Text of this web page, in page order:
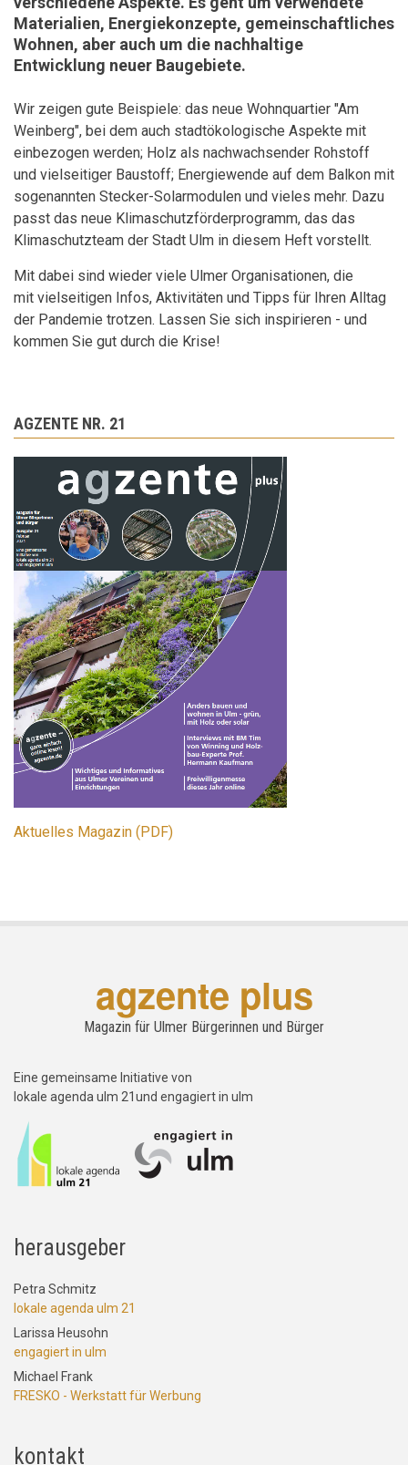
Materialien, Energiekonzepte, gemeinschaftliches
Wohnen, aber auch um die nachhaltige
Entwicklung neuer Baugebiete.
Wir zeigen gute Beispiele: das neue Wohnquartier "Am
Weinberg", bei dem auch stadtökologische Aspekte mit
einbezogen werden; Holz als nachwachsender Rohstoff
und vielseitiger Baustoff; Energiewende auf dem Balkon mit
sogenannten Stecker-Solarmodulen und vieles mehr. Dazu
passt das neue Klimaschutzförderprogramm, das das
Klimaschutzteam der Stadt Ulm in diesem Heft vorstellt.
Mit dabei sind wieder viele Ulmer Organisationen, die
mit vielseitigen Infos, Aktivitäten und Tipps für Ihren Alltag
der Pandemie trotzen. Lassen Sie sich inspirieren - und
kommen Sie gut durch die Krise!
AGZENTE NR. 21
Aktuelles Magazin (PDF)
agzente plus
Magazin für Ulmer Bürgerinnen und Bürger
Eine gemeinsame Initiative von
lokale agenda ulm 21und engagiert in ulm
herausgeber
Petra Schmitz
lokale agenda ulm 21
Larissa Heusohn
engagiert in ulm
Michael Frank
FRESKO - Werkstatt für Werbung
kontakt